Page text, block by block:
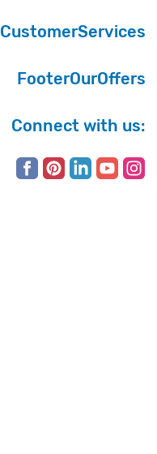
CustomerServices
FooterOurOffers
Connect with us: